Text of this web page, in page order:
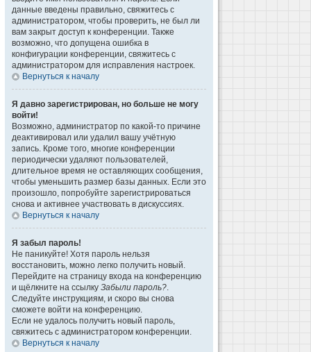
данные введены правильно, свяжитесь с
администратором, чтобы проверить, не был ли
вам закрыт доступ к конференции. Также
возможно, что допущена ошибка в
конфигурации конференции, свяжитесь с
администратором для исправления настроек.
Вернуться к началу
Я давно зарегистрирован, но больше не могу
войти!
Возможно, администратор по какой-то причине
деактивировал или удалил вашу учётную
запись. Кроме того, многие конференции
периодически удаляют пользователей,
длительное время не оставляющих сообщения,
чтобы уменьшить размер базы данных. Если это
произошло, попробуйте зарегистрироваться
снова и активнее участвовать в дискуссиях.
Вернуться к началу
Я забыл пароль!
Не паникуйте! Хотя пароль нельзя
восстановить, можно легко получить новый.
Перейдите на страницу входа на конференцию
и щёлкните на ссылку Забыли пароль?.
Следуйте инструкциям, и скоро вы снова
сможете войти на конференцию.
Если не удалось получить новый пароль,
свяжитесь с администратором конференции.
Вернуться к началу